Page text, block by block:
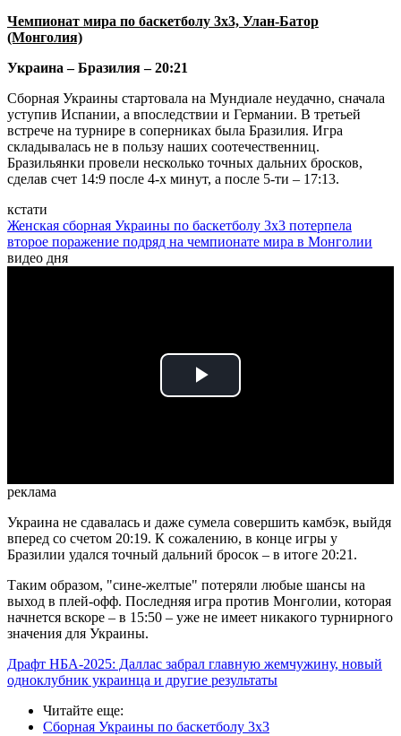
Чемпионат мира по баскетболу 3x3, Улан-Батор
(Монголия)
Украина – Бразилия – 20:21
Сборная Украины стартовала на Мундиале неудачно, сначала
уступив Испании, а впоследствии и Германии. В третьей
встрече на турнире в соперниках была Бразилия. Игра
складывалась не в пользу наших соотечественниц.
Бразильянки провели несколько точных дальних бросков,
сделав счет 14:9 после 4-х минут, а после 5-ти – 17:13.
кстати
Женская сборная Украины по баскетболу 3x3 потерпела
второе поражение подряд на чемпионате мира в Монголии
видео дня
Play
реклама
Украина не сдавалась и даже сумела совершить камбэк, выйдя
вперед со счетом 20:19. К сожалению, в конце игры у
Бразилии удался точный дальний бросок – в итоге 20:21.
Таким образом, "сине-желтые" потеряли любые шансы на
выход в плей-офф. Последняя игра против Монголии, которая
начнется вскоре – в 15:50 – уже не имеет никакого турнирного
значения для Украины.
Драфт НБА-2025: Даллас забрал главную жемчужину, новый
одноклубник украинца и другие результаты
Читайте еще:
Сборная Украины по баскетболу 3х3